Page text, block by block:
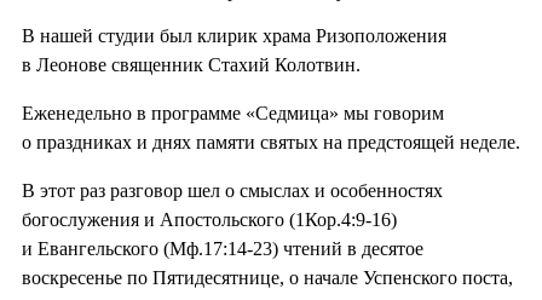
В нашей студии был клирик храма Ризоположения
в Леонове священник Стахий Колотвин.
Еженедельно в программе «Седмица» мы говорим
о праздниках и днях памяти святых на предстоящей неделе.
В этот раз разговор шел о смыслах и особенностях
богослужения и Апостольского (1Кор.4:9-16)
и Евангельского (Мф.17:14-23) чтений в десятое
воскресенье по Пятидесятнице, о начале Успенского поста,